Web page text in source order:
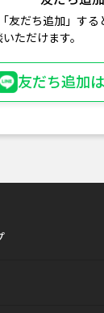
友だち追加」する
ただけます。
友だち追加